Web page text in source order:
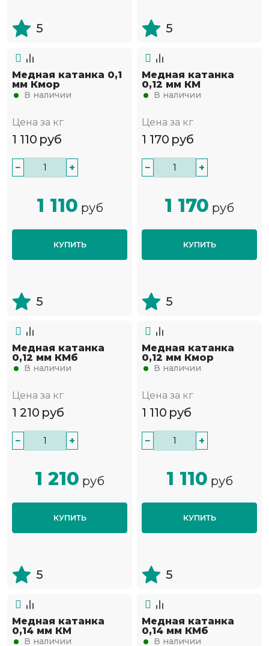
5 5
Медная катанка 0,1
мм Кмор
В наличии
Цена за кг
1 110 руб
− +
1 110 руб
КУПИТЬ
5
Медная катанка
0,12 мм КМ
В наличии
Цена за кг
1 170 руб
− +
1 170 руб
КУПИТЬ
5
Медная катанка
0,12 мм КМб
В наличии
Цена за кг
1 210 руб
− +
1 210 руб
КУПИТЬ
5
Медная катанка
0,12 мм Кмор
В наличии
Цена за кг
1 110 руб
− +
1 110 руб
КУПИТЬ
5
Медная катанка
0,14 мм КМ
В наличии
Медная катанка
0,14 мм КМб
В наличии